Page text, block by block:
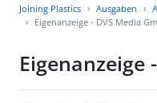
Joining Plastics Ausgaben
Eigenanzeige - DVS Media
Eigenanzeige